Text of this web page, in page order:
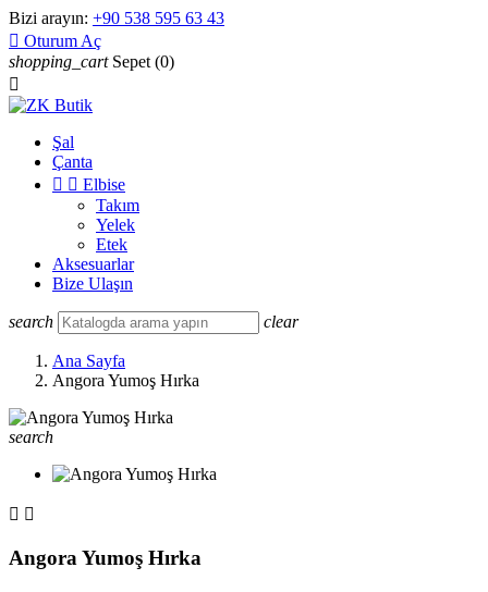
Bizi arayın: +90 538 595 63 43
 Oturum Aç
shopping_cart Sepet (0)

Şal
Çanta
  Elbise
Takım
Yelek
Etek
Aksesuarlar
Bize Ulaşın
search clear
Ana Sayfa
Angora Yumoş Hırka
search
 
Angora Yumoş Hırka